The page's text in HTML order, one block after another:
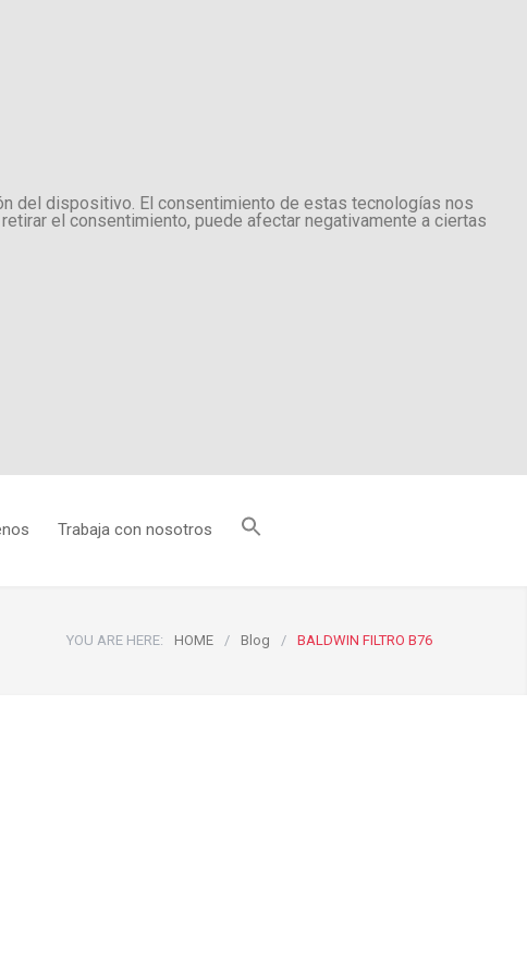
del dispositivo. El consentimiento de estas tecnologías nos
el consentimiento, puede afectar negativamente a ciertas
Trabaja con nosotros
YOU ARE HERE: HOME / Blog / BALDWIN FILTRO B76